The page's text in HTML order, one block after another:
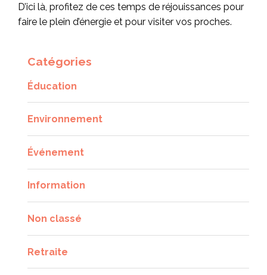
D’ici là, profitez de ces temps de réjouissances pour
faire le plein d’énergie et pour visiter vos proches.
Catégories
Éducation
Environnement
Événement
Information
Non classé
Retraite